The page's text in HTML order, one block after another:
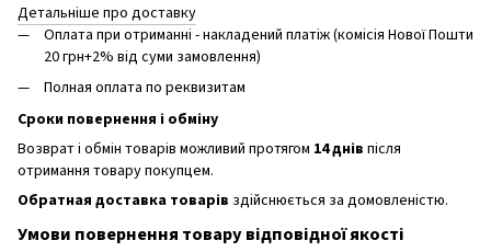
Детальніше про доставку
Оплата при отриманні - накладений платіж (комісія Нової Пошти
20 грн+2% від суми замовлення)
Полная оплата по реквизитам
Сроки повернення і обміну
Возврат і обмін товарів можливий протягом 14 днів після
отримання товару покупцем.
Обратная доставка товарів здійснюється за домовленістю.
Умови повернення товару відповідної якості